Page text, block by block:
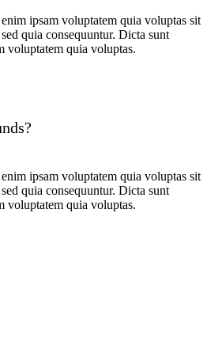
ipsam voluptatem quia voluptas sit
quia consequuntur. Dicta sunt
voluptatem quia voluptas.
ipsam voluptatem quia voluptas sit
quia consequuntur. Dicta sunt
voluptatem quia voluptas.